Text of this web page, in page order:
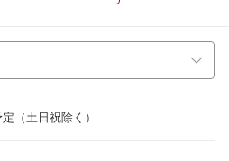
（土日祝除く）